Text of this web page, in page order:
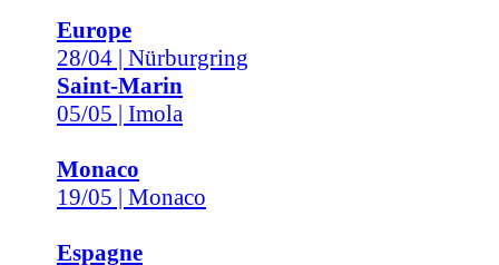
Europe
28/04 | Nürburgring
Saint-Marin
05/05 | Imola
Monaco
19/05 | Monaco
Espagne